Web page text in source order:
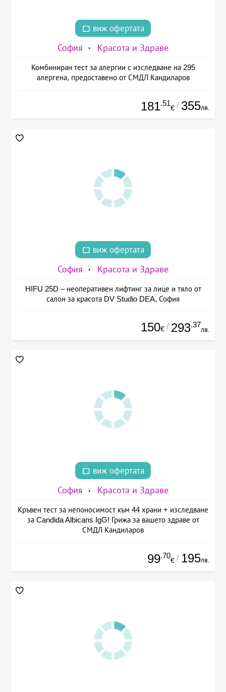
виж офертата
София Красота и Здраве
Комбиниран тест за алергии с изследване на 295
алергена, предоставено от СМДЛ Кандиларов
181.51
€ / 355лв.
виж офертата
София Красота и Здраве
HIFU 25D – неоперативен лифтинг за лице и тяло от
салон за красота DV Studio DEA, София
150€ / 293.37
лв.
виж офертата
София Красота и Здраве
Кръвен тест за непоносимост към 44 храни + изследване
за Candida Albicans IgG! Грижа за вашето здраве от
СМДЛ Кандиларов
99.70
€ / 195лв.